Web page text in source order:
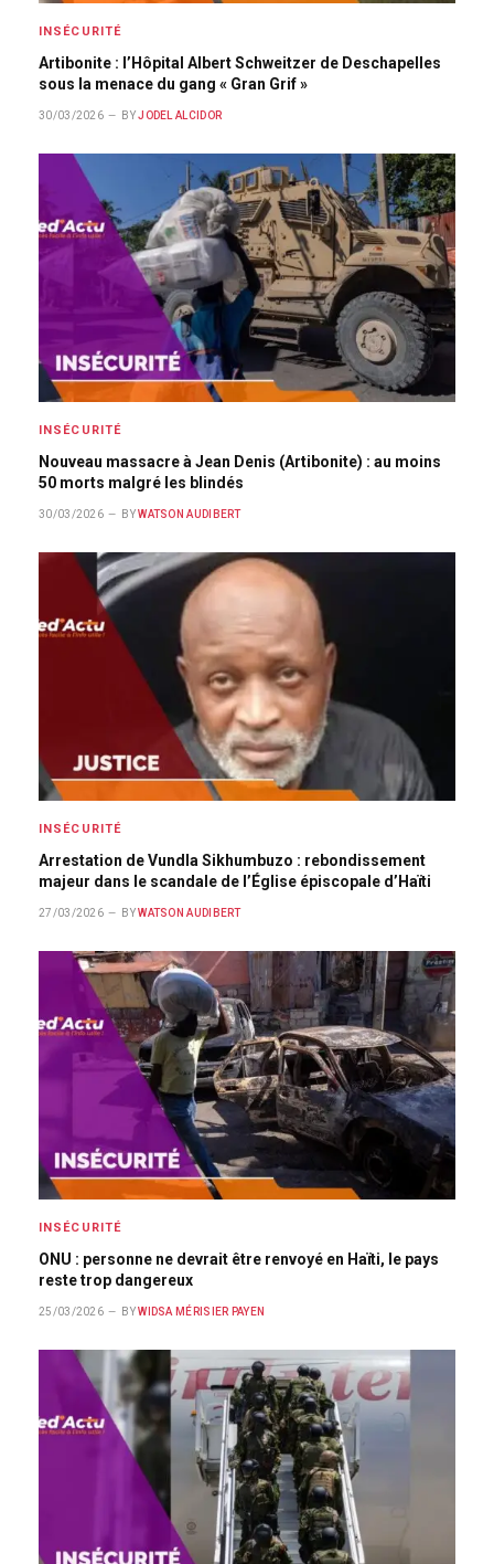
INSÉCURITÉ
Artibonite : l’Hôpital Albert Schweitzer de Deschapelles
sous la menace du gang « Gran Grif »
30/03/2026 BY JODEL ALCIDOR
INSÉCURITÉ
Nouveau massacre à Jean Denis (Artibonite) : au moins
50 morts malgré les blindés
30/03/2026 BY WATSON AUDIBERT
INSÉCURITÉ
Arrestation de Vundla Sikhumbuzo : rebondissement
majeur dans le scandale de l’Église épiscopale d’Haïti
27/03/2026 BY WATSON AUDIBERT
INSÉCURITÉ
ONU : personne ne devrait être renvoyé en Haïti, le pays
reste trop dangereux
25/03/2026 BY WIDSA MÉRISIER PAYEN